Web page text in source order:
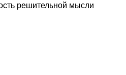
решительной мысли